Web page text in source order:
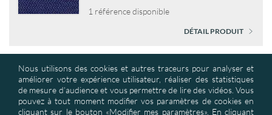
1 référence disponible
DÉTAIL PRODUIT
Nous utilisons des cookies et autres traceurs pour analyser et
améliorer votre expérience utilisateur, réaliser des statistiques
de mesure d’audience et vous permettre de lire des vidéos. Vous
pouvez à tout moment modifier vos paramètres de cookies en
cliquant sur le bouton «Modifier mes paramètres». En cliquant